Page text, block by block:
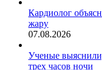
Кардиолог
жару
07.08.2026
Ученые
трех часов ночи